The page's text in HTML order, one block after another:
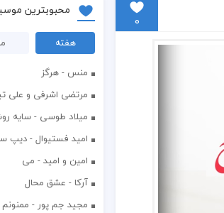
0
محبوبترین
هفته
منس - هرگز
مرتضی اشرفی و علی
میلاد طوسی - سایه
اميد فستيوال - ديپ
امین و امید - می
آرکا - عشق محال
مجید جم پور - ممنونم